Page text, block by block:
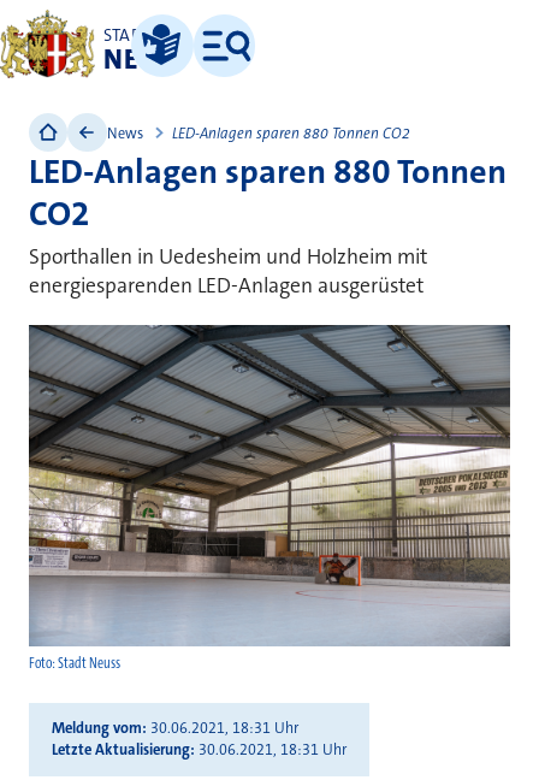
STADT
NEUSS
Leichte Sprache
Menü
Foto: Stadt Neuss
News LED-Anlagen sparen 880 Tonnen CO2
LED-Anlagen sparen 880 Tonnen
CO2
Sporthallen in Uedesheim und Holzheim mit
energiesparenden LED-Anlagen ausgerüstet
Meldung vom 30.06.2021, 18:31 Uhr
Letzte Aktualisierung 30.06.2021, 18:31 Uhr